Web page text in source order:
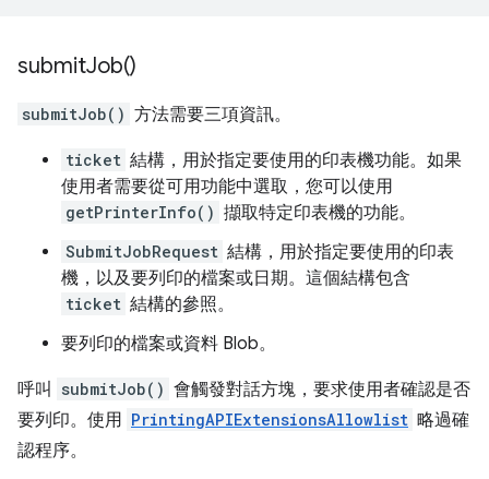
submitJob()
submitJob() 方法需要三項資訊。
ticket 結構，用於指定要使用的印表機功能。如果
使用者需要從可用功能中選取，您可以使用
getPrinterInfo() 擷取特定印表機的功能。
SubmitJobRequest 結構，用於指定要使用的印表
機，以及要列印的檔案或日期。這個結構包含
ticket 結構的參照。
要列印的檔案或資料 Blob。
呼叫 submitJob() 會觸發對話方塊，要求使用者確認是否
要列印。使用 PrintingAPIExtensionsAllowlist 略過確
認程序。